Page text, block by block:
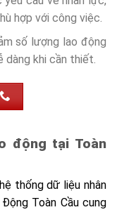
hợp với công việc.
số lượng lao động
dàng khi cần thiết.
động tại Toàn
thống dữ liệu nhân
Toàn Cầu cung